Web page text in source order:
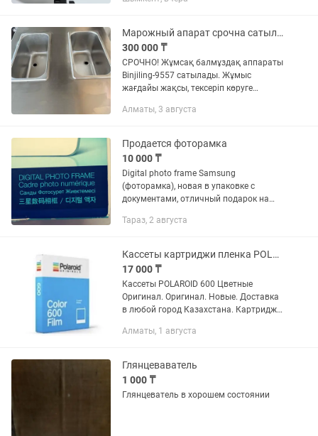
біріктіруге арналған таптырмас
жақсы, аз қолданылған, мінсіз күйде....Марожный апарат срочна сатылады
300 000 ₸
СРОЧНО! Жұмсақ балмұздақ аппараты
Binjiling-9557 сатылады. Жұмыс
жағдайы жақсы, тексеріп көруге
Кафе, дүкен, фудкортқа өте қолайлы.
Алматы, 3 августа
Продается фоторамка
10 000 ₸
Digital photo frame Samsung
(фоторамка), новая в упаковке с
документами, отличный подарок на
фотографиях.
Тараз, 2 августа
Кассеты картриджи пленка POLAROID Полароид 600 636
17 000 ₸
Кассеты POLAROID 600 Цветные
Оригинал. Оригинал. Новые. Доставка
в любой город Казахстана. Картридж
кассета polaroid проста в установке и
Алматы, 1 августа
Глянцеваватель
1 000 ₸
Глянцеватель в хорошем состоянии